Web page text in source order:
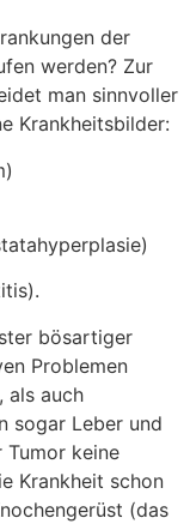
der
werden? Zur
man sinnvoller
Krankheitsbilder:
bösartiger
Problemen
als auch
sogar Leber und
Tumor keine
Krankheit schon
(das